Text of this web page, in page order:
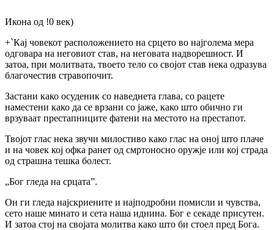
Икона од !0 век)
+`Кај човекот расположението на срцето во најголема мера
одговара на неговиот став, на неговата надворешност. И
затоа, при молитвата, твоето тело со својот став нека одразува
благочестив стравопочит.
Застани како осуденик со наведнета глава, со рацете
наместени како да се врзани со јаже, како што обично ги
врзуваат престапниците фатени на местото на престапот.
Твојот глас нека звучи милостиво како глас на оној што плаче
и на човек кој офка ранет од смртоносно оружје или кој страда
од страшна тешка болест.
„Бог гледа на срцата”.
Он ги гледа најскриените и најподробни помисли и чувства,
сето наше минато и сета наша иднина. Бог е секаде присутен.
И затоа стој на својата молитва како што би стоел пред Бога.